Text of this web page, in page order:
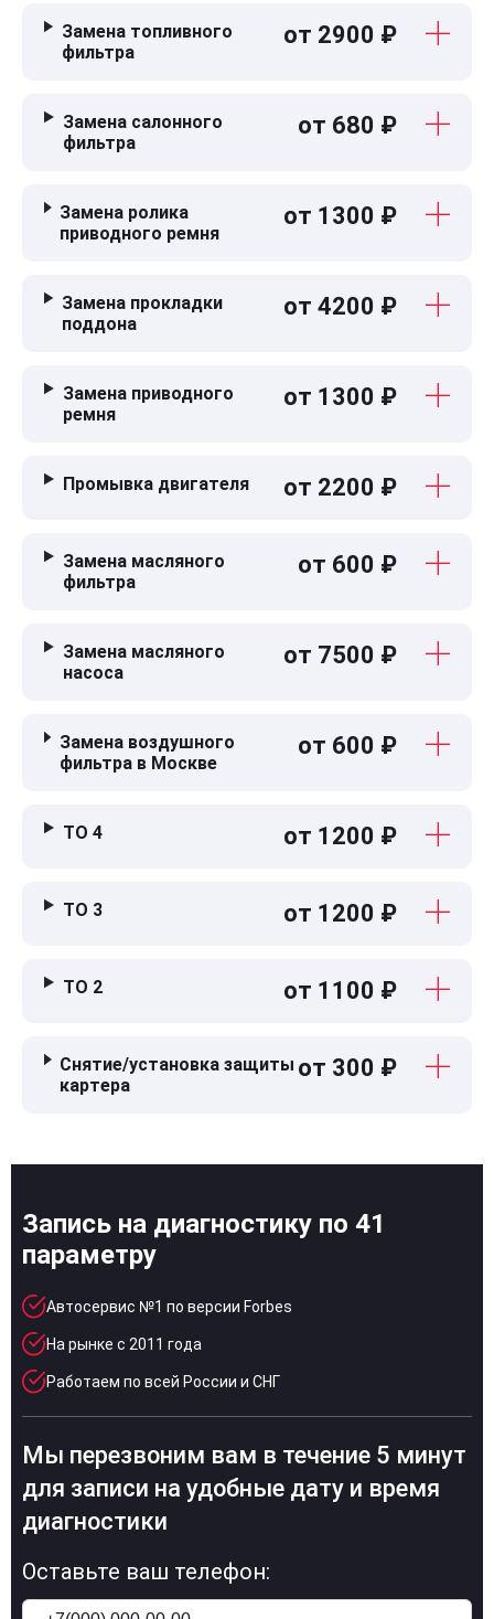
Замена топливного
фильтра
от 2900 ₽
Замена салонного
фильтра
от 680 ₽
Замена ролика
приводного ремня
от 1300 ₽
Замена прокладки
поддона
от 4200 ₽
Замена приводного
ремня
от 1300 ₽
Промывка двигателя от 2200 ₽
Замена масляного
фильтра
от 600 ₽
Замена масляного
насоса
от 7500 ₽
Замена воздушного
фильтра в Москве
от 600 ₽
ТО 4 от 1200 ₽
ТО 3 от 1200 ₽
ТО 2 от 1100 ₽
Снятие/установка защиты
картера
от 300 ₽
Запись на диагностику по 41
параметру
Автосервис №1 по версии Forbes
На рынке с 2011 года
Работаем по всей России и СНГ
Мы перезвоним вам в течение 5 минут
для записи на удобные дату и время
диагностики
Оставьте ваш телефон: